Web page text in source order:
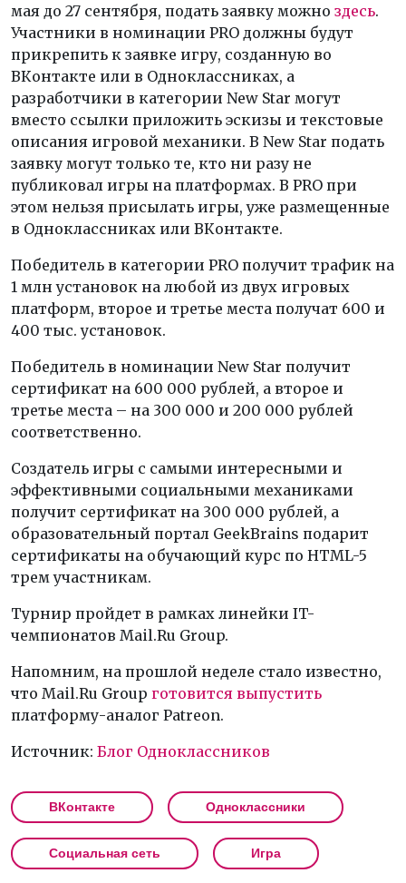
мая до 27 сентября, подать заявку можно здесь.
Участники в номинации PRO должны будут
прикрепить к заявке игру, созданную во
ВКонтакте или в Одноклассниках, а
разработчики в категории New Star могут
вместо ссылки приложить эскизы и текстовые
описания игровой механики. В New Star подать
заявку могут только те, кто ни разу не
публиковал игры на платформах. В PRO при
этом нельзя присылать игры, уже размещенные
в Одноклассниках или ВКонтакте.
Победитель в категории PRO получит трафик на
1 млн установок на любой из двух игровых
платформ, второе и третье места получат 600 и
400 тыс. установок.
Победитель в номинации New Star получит
сертификат на 600 000 рублей, а второе и
третье места – на 300 000 и 200 000 рублей
соответственно.
Создатель игры с самыми интересными и
эффективными социальными механиками
получит сертификат на 300 000 рублей, а
образовательный портал GeekBrains подарит
сертификаты на обучающий курс по HTML-5
трем участникам.
Турнир пройдет в рамках линейки IT-
чемпионатов Mail.Ru Group.
Напомним, на прошлой неделе стало известно,
что Mail.Ru Group готовится выпустить
платформу-аналог Patreon.
Источник: Блог Одноклассников
ВКонтакте Одноклассники
Социальная сеть Игра